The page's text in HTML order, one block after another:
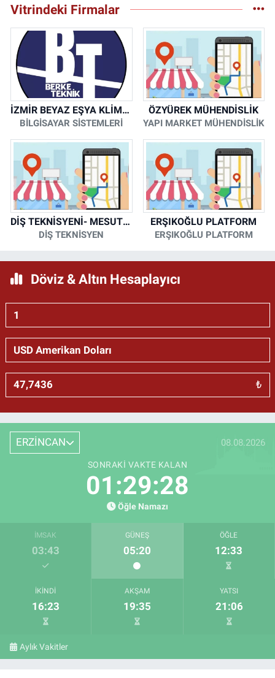
Vitrindeki Firmalar
İZMİR BEYAZ EŞYA KLİMA KOMBİ SERVİSİ
BİLGİSAYAR SİSTEMLERİ
ÖZYÜREK MÜHENDİSLİK
YAPI MARKET MÜHENDİSLİK
DİŞ TEKNİSYENİ- MESUT KORKMAZ
DİŞ TEKNİSYEN
ERŞIKOĞLU PLATFORM
ERŞIKOĞLU PLATFORM
Döviz & Altın Hesaplayıcı
₺
ERZİNCAN 08.08.2026
SONRAKI VAKTE KALAN
01:29:28
Öğle Namazı
İMSAK
03:43
GÜNEŞ
05:20
ÖĞLE
12:33
İKINDI
16:23
AKŞAM
19:35
YATSI
21:06
Aylık Vakitler